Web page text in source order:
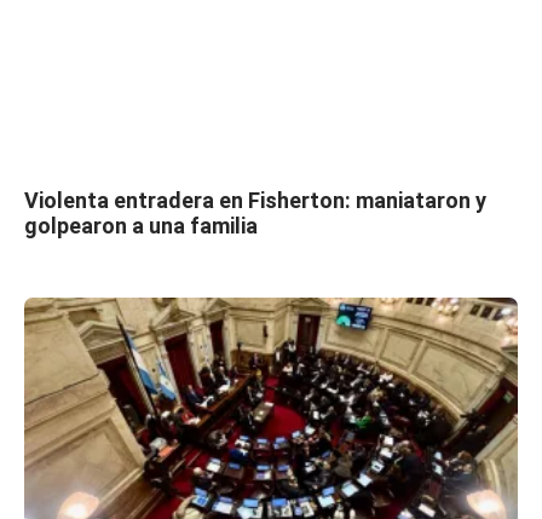
Violenta entradera en Fisherton: maniataron y
golpearon a una familia